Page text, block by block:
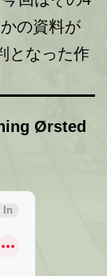
の資料が
となった作
Ørsted